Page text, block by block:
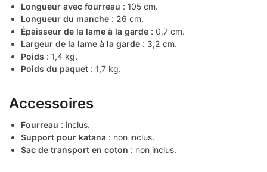
Longueur avec fourreau : 105 cm.
Longueur du manche : 26 cm.
Épaisseur de la lame à la garde : 0,7 cm.
Largeur de la lame à la garde : 3,2 cm.
Poids : 1,4 kg.
Poids du paquet : 1,7 kg.
Accessoires
Fourreau : inclus.
Support pour katana : non inclus.
Sac de transport en coton : non inclus.